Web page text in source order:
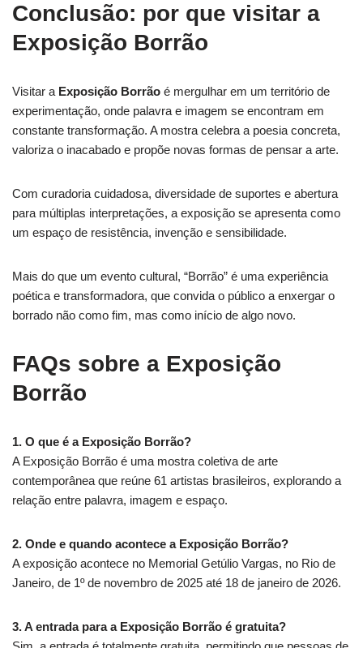
Conclusão: por que visitar a
Exposição Borrão
Visitar a Exposição Borrão é mergulhar em um território de
experimentação, onde palavra e imagem se encontram em
constante transformação. A mostra celebra a poesia concreta,
valoriza o inacabado e propõe novas formas de pensar a arte.
Com curadoria cuidadosa, diversidade de suportes e abertura
para múltiplas interpretações, a exposição se apresenta como
um espaço de resistência, invenção e sensibilidade.
Mais do que um evento cultural, “Borrão” é uma experiência
poética e transformadora, que convida o público a enxergar o
borrado não como fim, mas como início de algo novo.
FAQs sobre a Exposição
Borrão
1. O que é a Exposição Borrão?
A Exposição Borrão é uma mostra coletiva de arte
contemporânea que reúne 61 artistas brasileiros, explorando a
relação entre palavra, imagem e espaço.
2. Onde e quando acontece a Exposição Borrão?
A exposição acontece no Memorial Getúlio Vargas, no Rio de
Janeiro, de 1º de novembro de 2025 até 18 de janeiro de 2026.
3. A entrada para a Exposição Borrão é gratuita?